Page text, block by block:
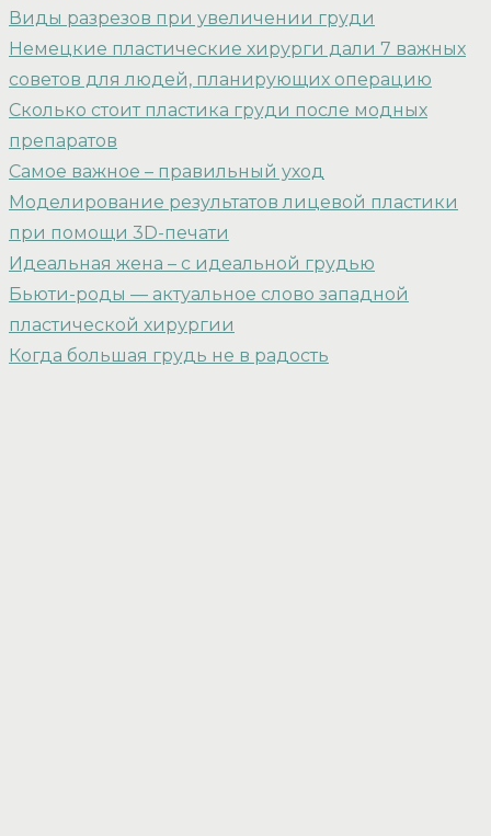
Виды разрезов при увеличении груди
Немецкие пластические хирурги дали 7 важных
советов для людей, планирующих операцию
Сколько стоит пластика груди после модных
препаратов
Самое важное – правильный уход
Моделирование результатов лицевой пластики
при помощи 3D-печати
Идеальная жена – с идеальной грудью
Бьюти-роды — актуальное слово западной
пластической хирургии
Когда большая грудь не в радость